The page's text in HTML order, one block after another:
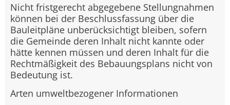
Nicht fristgerecht abgegebene Stellungnahmen
können bei der Beschlussfassung über die
Bauleitpläne unberücksichtigt bleiben, sofern
die Gemeinde deren Inhalt nicht kannte oder
hätte kennen müssen und deren Inhalt für die
Rechtmäßigkeit des Bebauungsplans nicht von
Bedeutung ist.
Arten umweltbezogener Informationen